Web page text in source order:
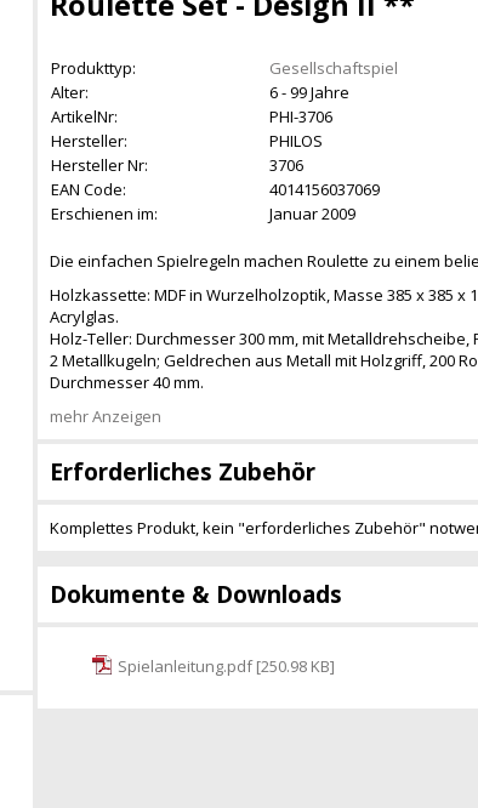
Produkttyp:
Gesellschaftspiel
Alter:
6 - 99 Jahre
ArtikelNr:
PHI-3706
Hersteller:
PHILOS
Hersteller Nr:
3706
EAN Code:
4014156037069
Erschienen im:
Januar 2009
Die einfachen Spielregeln machen Roulette zu einem
Holzkassette: MDF in Wurzelholzoptik, Masse 385 x 385
Acrylglas.
Holz-Teller: Durchmesser 300 mm, mit Metalldrehscheibe,
2 Metallkugeln; Geldrechen aus Metall mit Holzgriff, 200
Durchmesser 40 mm.
mehr Anzeigen
Erforderliches Zubehör
Komplettes Produkt, kein "erforderliches Zubehör"
Dokumente & Downloads
Spielanleitung.pdf [250.98 KB]